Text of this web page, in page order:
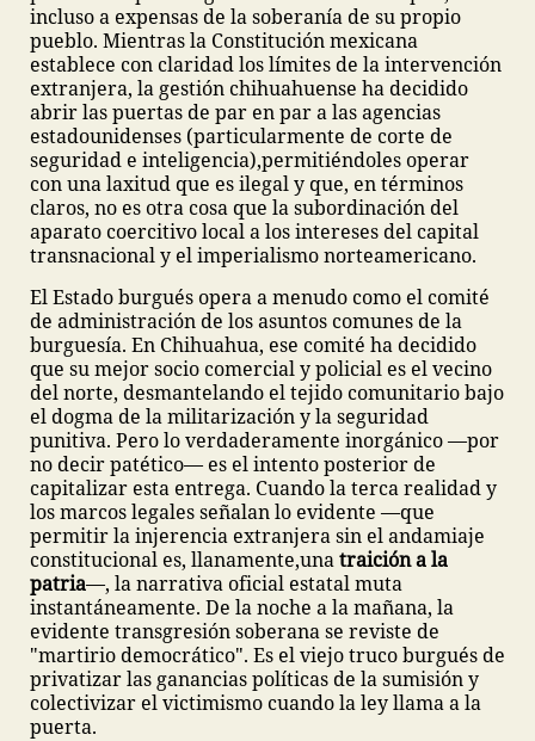
incluso a expensas de la soberanía de su propio
pueblo. Mientras la Constitución mexicana
establece con claridad los límites de la intervención
extranjera, la gestión chihuahuense ha decidido
abrir las puertas de par en par a las agencias
estadounidenses (particularmente de corte de
seguridad e inteligencia),permitiéndoles operar
con una laxitud que es ilegal y que, en términos
claros, no es otra cosa que la subordinación del
aparato coercitivo local a los intereses del capital
transnacional y el imperialismo norteamericano.
El Estado burgués opera a menudo como el comité
de administración de los asuntos comunes de la
burguesía. En Chihuahua, ese comité ha decidido
que su mejor socio comercial y policial es el vecino
del norte, desmantelando el tejido comunitario bajo
el dogma de la militarización y la seguridad
punitiva. Pero lo verdaderamente inorgánico —por
no decir patético— es el intento posterior de
capitalizar esta entrega. Cuando la terca realidad y
los marcos legales señalan lo evidente —que
permitir la injerencia extranjera sin el andamiaje
constitucional es, llanamente,unatraición a la
patria—, la narrativa oficial estatal muta
instantáneamente. De la noche a la mañana, la
evidente transgresión soberana se reviste de
"martirio democrático". Es el viejo truco burgués de
privatizar las ganancias políticas de la sumisión y
colectivizar el victimismo cuando la ley llama a la
puerta.